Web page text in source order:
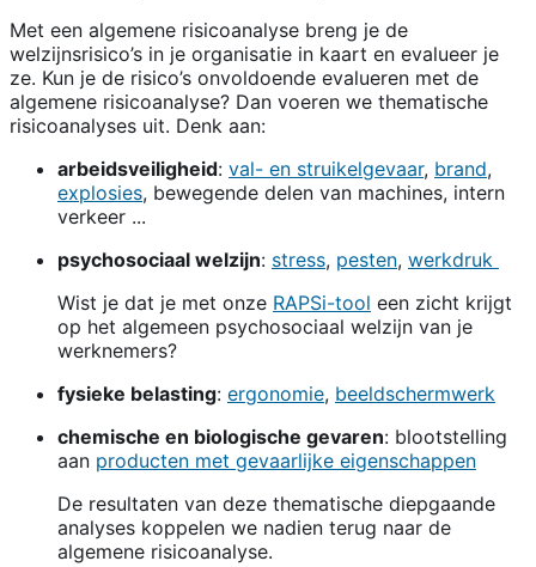
Met een algemene risicoanalyse breng je de
welzijnsrisico’s in je organisatie in kaart en evalueer je
ze. Kun je de risico’s onvoldoende evalueren met de
algemene risicoanalyse? Dan voeren we thematische
risicoanalyses uit. Denk aan:
arbeidsveiligheid: val- en struikelgevaar, brand,
explosies, bewegende delen van machines, intern
verkeer ...
psychosociaal welzijn: stress, pesten, werkdruk
Wist je dat je met onze RAPSi-tool een zicht krijgt
op het algemeen psychosociaal welzijn van je
werknemers?
fysieke belasting: ergonomie, beeldschermwerk
chemische en biologische gevaren: blootstelling
aan producten met gevaarlijke eigenschappen
De resultaten van deze thematische diepgaande
analyses koppelen we nadien terug naar de
algemene risicoanalyse.